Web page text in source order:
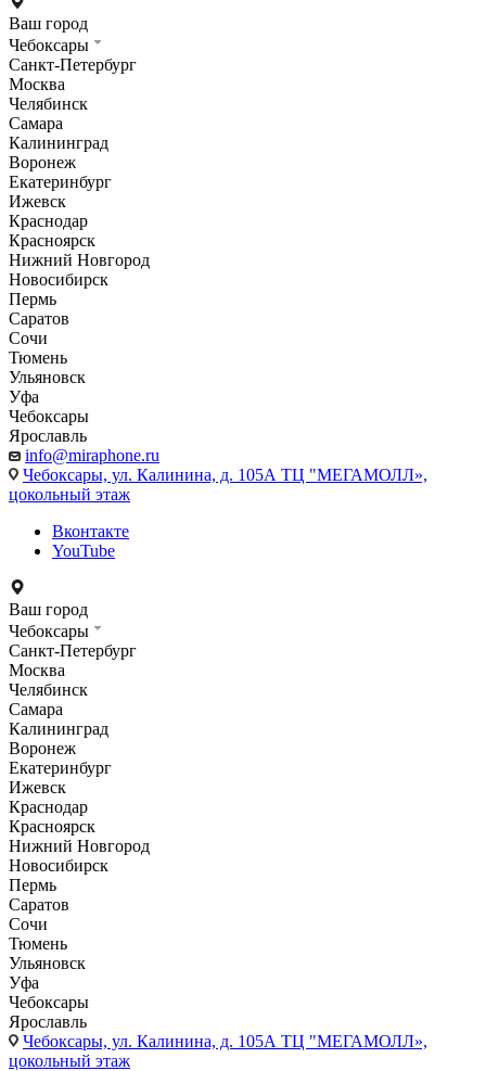
Ваш город
Чебоксары
Санкт-Петербург
Москва
Челябинск
Самара
Калининград
Воронеж
Екатеринбург
Ижевск
Краснодар
Красноярск
Нижний Новгород
Новосибирск
Пермь
Саратов
Сочи
Тюмень
Ульяновск
Уфа
Чебоксары
Ярославль
info@miraphone.ru
Чебоксары, ул. Калинина, д. 105А ТЦ "МЕГАМОЛЛ»,
цокольный этаж
Вконтакте
YouTube
Ваш город
Чебоксары
Санкт-Петербург
Москва
Челябинск
Самара
Калининград
Воронеж
Екатеринбург
Ижевск
Краснодар
Красноярск
Нижний Новгород
Новосибирск
Пермь
Саратов
Сочи
Тюмень
Ульяновск
Уфа
Чебоксары
Ярославль
Чебоксары, ул. Калинина, д. 105А ТЦ "МЕГАМОЛЛ»,
цокольный этаж